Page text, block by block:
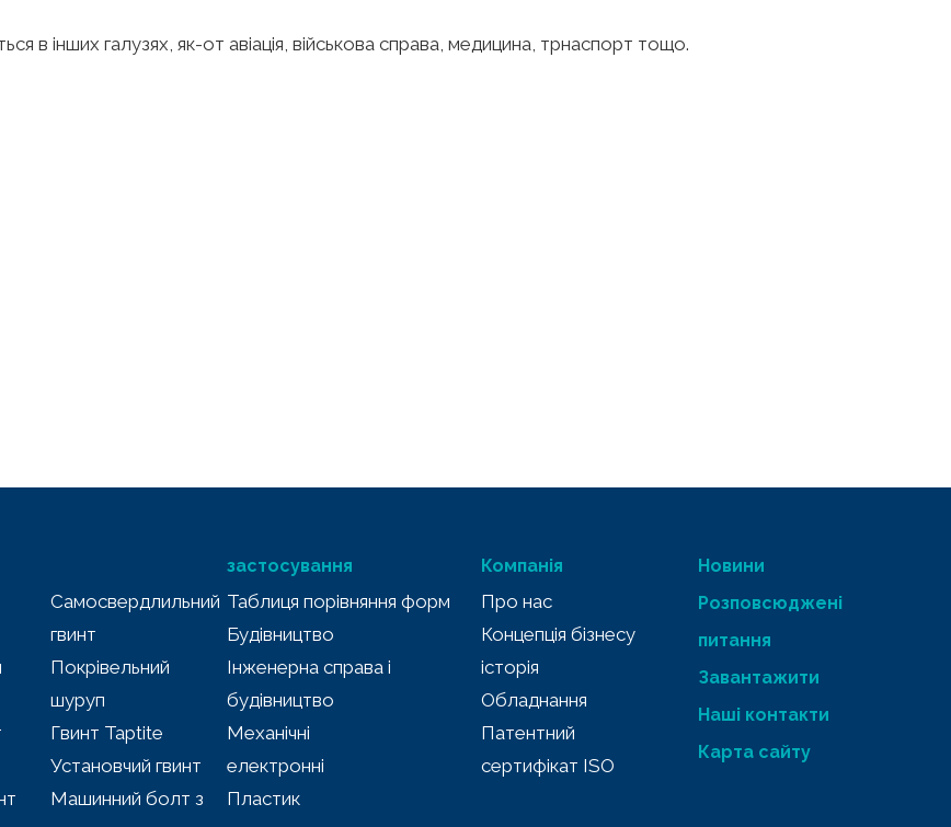
в інших галузях, як-от авіація, військова справа, медицина, трнаспорт тощо.
Самосвердлильний
гвинт
Покрівельний
шуруп
Гвинт Taptite
Установчий гвинт
Машинний болт з
застосування
Таблиця порівняння форм
Будівництво
Інженерна справа і
будівництво
Механічні
електронні
Пластик
Компанія
Про нас
Концепція бізнесу
історія
Обладнання
Патентний
сертифікат ISO
Новини
Розповсюджені
питання
Завантажити
Наші контакти
Карта сайту